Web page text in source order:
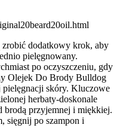
dodatkowy krok, aby
pielęgnowany.
po oczyszczeniu, gdy
Olejek Do Brody Bulldog
pielęgnacji skóry. Kluczowe
herbaty-doskonale
brodą przyjemnej i miękkiej.
sięgnij po szampon i